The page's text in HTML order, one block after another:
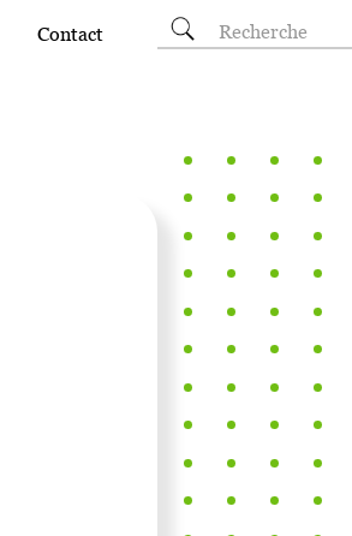
Contact Rechercher